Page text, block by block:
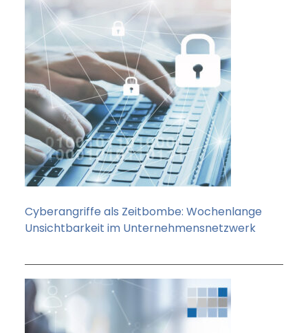
Cyberangriffe als Zeitbombe: Wochenlange
Unsichtbarkeit im Unternehmensnetzwerk